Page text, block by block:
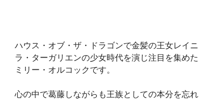
ハウス・オブ・ザ・ドラゴンで金髪の王女レイニ
ラ・ターガリエンの少女時代を演じ注目を集めた
ミリー・オルコックです。
心の中で葛藤しながらも王族としての本分を忘れ